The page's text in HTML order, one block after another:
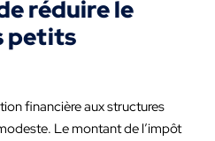
réduire le
petits
financière aux structures
Le montant de l’impôt